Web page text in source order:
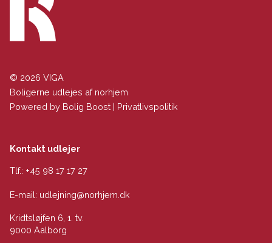
© 2026 VIGA
Boligerne udlejes af norhjem
Powered by Bolig Boost | Privatlivspolitik
Kontakt udlejer
Tlf.: +45 98 17 17 27
E-mail: udlejning@norhjem.dk
Kridtsløjfen 6, 1. tv.
9000 Aalborg